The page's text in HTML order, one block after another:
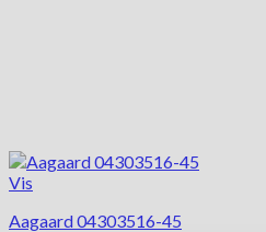
Vis
Aagaard 04303516-45